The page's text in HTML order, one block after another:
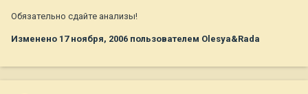
Обязательно сдайте анализы!
Изменено 17 ноября, 2006 пользователем Olesya&Rada